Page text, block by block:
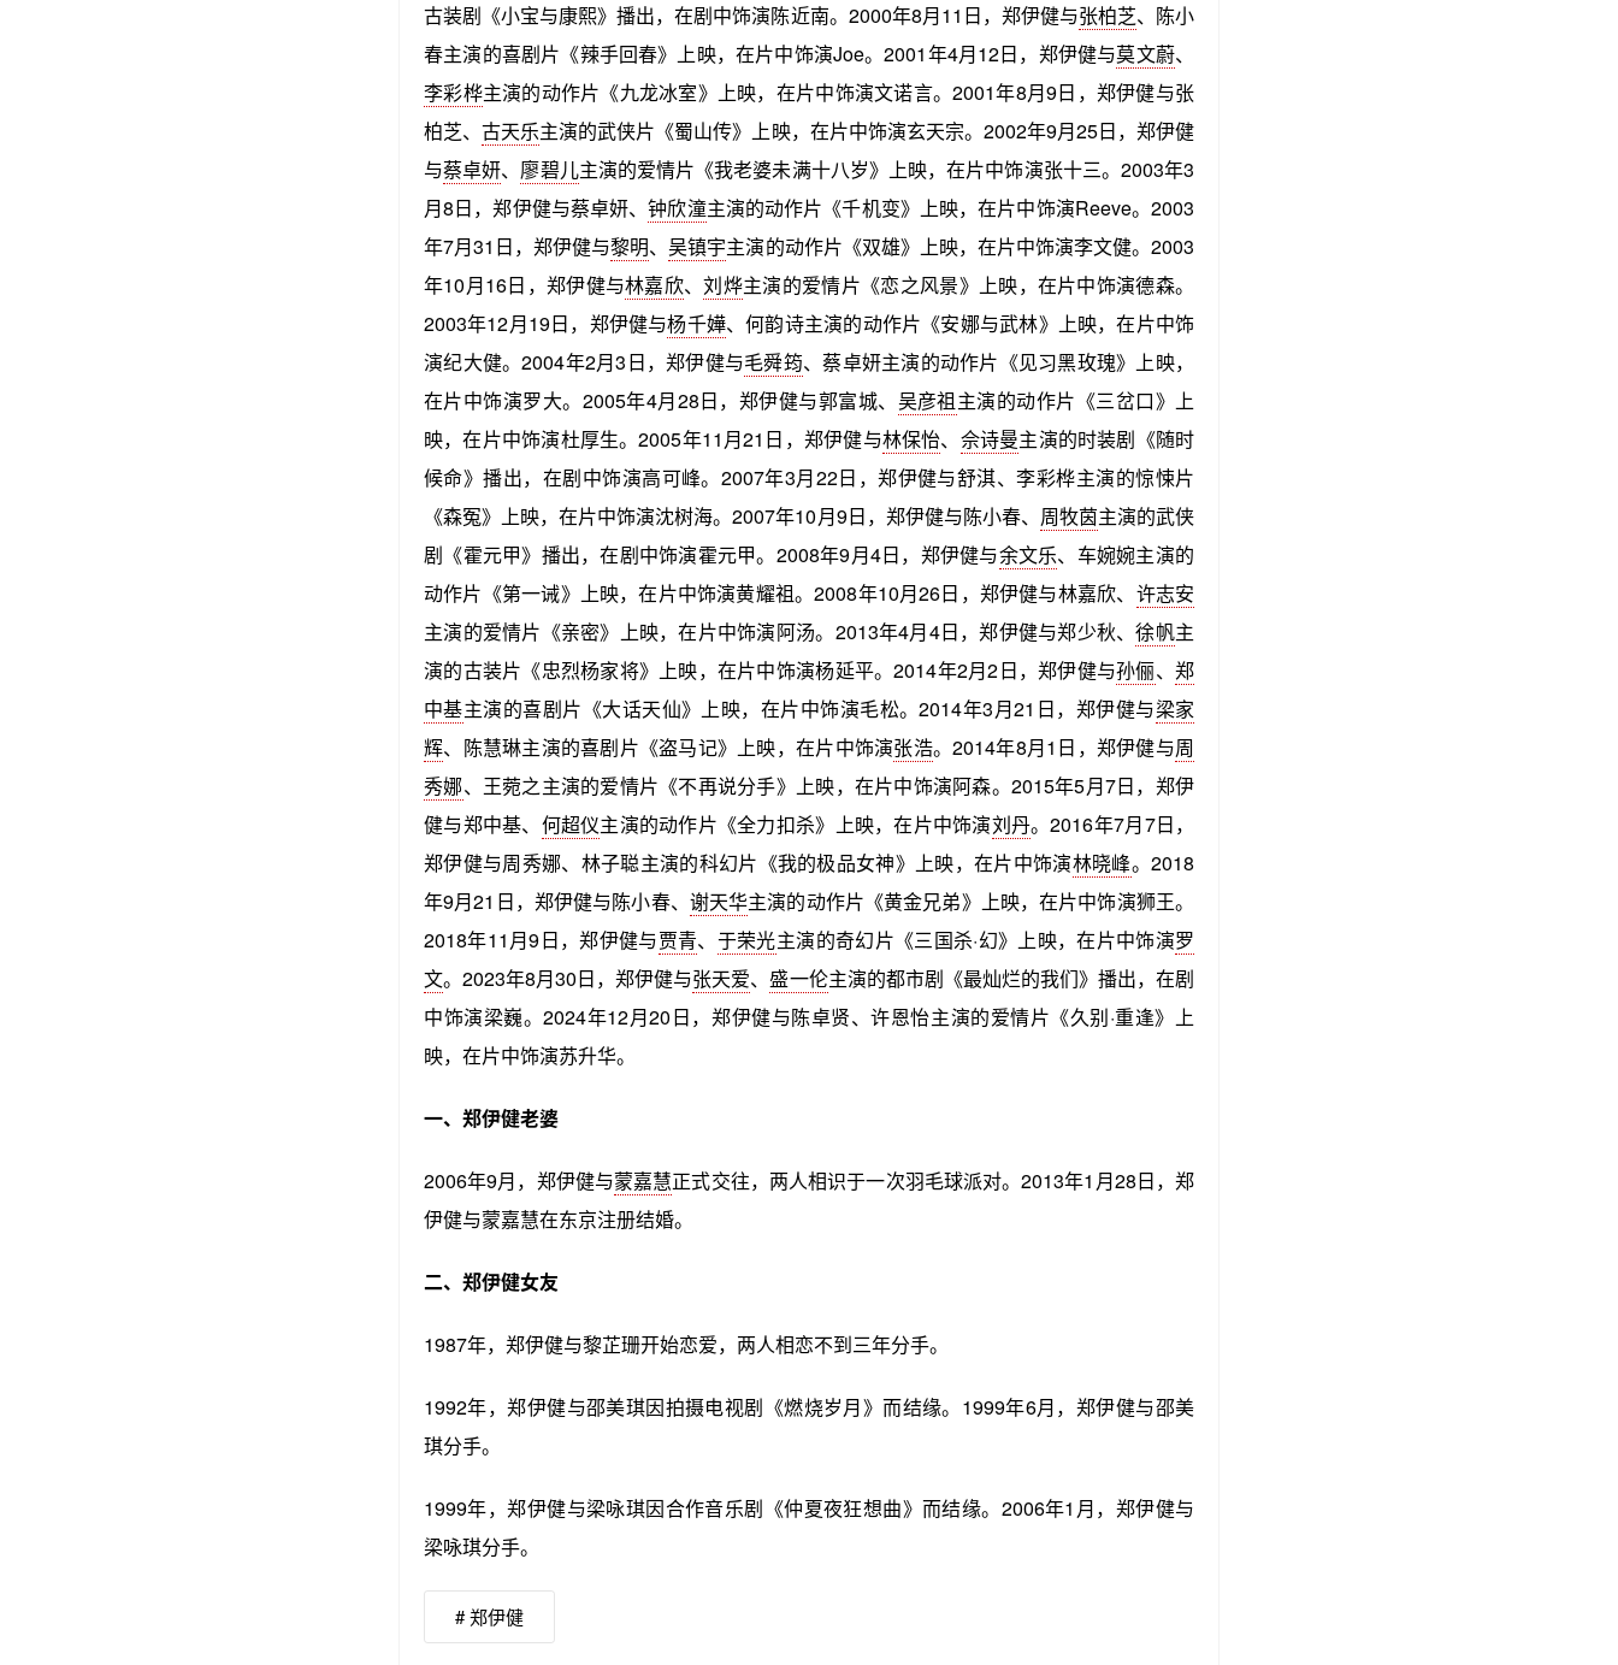
古装剧《小宝与康熙》播出，在剧中饰演陈近南。2000年8月11日，郑伊健与张柏芝、陈小
春主演的喜剧片《辣手回春》上映，在片中饰演Joe。2001年4月12日，郑伊健与莫文蔚、
李彩桦主演的动作片《九龙冰室》上映，在片中饰演文诺言。2001年8月9日，郑伊健与张
柏芝、古天乐主演的武侠片《蜀山传》上映，在片中饰演玄天宗。2002年9月25日，郑伊健
与蔡卓妍、 廖碧儿主演的爱情片《我老婆未满十八岁》上映，在片中饰演张十三。2003年3
月8日，郑伊健与蔡卓妍、钟欣潼主演的动作片《千机变》上映，在片中饰演Reeve。2003
年7月31日，郑伊健与黎明、吴镇宇主演的动作片《双雄》上映，在片中饰演李文健。2003
年10月16日，郑伊健与林嘉欣、刘烨主演的爱情片《恋之风景》上映，在片中饰演德森。
2003年12月19日，郑伊健与杨千嬅、何韵诗主演的动作片《安娜与武林》上映，在片中饰
演纪大健。2004年2月3日，郑伊健与毛舜筠、蔡卓妍主演的动作片《见习黑玫瑰》上映，
在片中饰演罗大。2005年4月28日，郑伊健与郭富城、 吴彦祖主演的动作片《三岔口》上
映，在片中饰演杜厚生。2005年11月21日，郑伊健与林保怡、 佘诗曼主演的时装剧《随时
候命》播出，在剧中饰演高可峰。2007年3月22日，郑伊健与舒淇、李彩桦主演的惊悚片
《森冤》上映，在片中饰演沈树海。2007年10月9日，郑伊健与陈小春、 周牧茵主演的武侠
剧《霍元甲》播出，在剧中饰演霍元甲。2008年9月4日，郑伊健与余文乐、车婉婉主演的
动作片《第一诫》上映，在片中饰演黄耀祖。2008年10月26日，郑伊健与林嘉欣、 许志安
主演的爱情片《亲密》上映，在片中饰演阿汤。2013年4月4日，郑伊健与郑少秋、徐帆主
演的古装片《忠烈杨家将》上映，在片中饰演杨延平。2014年2月2日，郑伊健与孙俪、郑
中基主演的喜剧片《大话天仙》上映，在片中饰演毛松。2014年3月21日，郑伊健与梁家
辉、陈慧琳主演的喜剧片《盗马记》上映，在片中饰演张浩。2014年8月1日，郑伊健与周
秀娜、王菀之主演的爱情片《不再说分手》上映，在片中饰演阿森。2015年5月7日，郑伊
健与郑中基、 何超仪主演的动作片《全力扣杀》上映，在片中饰演刘丹。2016年7月7日，
郑伊健与周秀娜、林子聪主演的科幻片《我的极品女神》上映，在片中饰演林晓峰。2018
年9月21日，郑伊健与陈小春、 谢天华主演的动作片《黄金兄弟》上映，在片中饰演狮王。
2018年11月9日，郑伊健与贾青、 于荣光主演的奇幻片《三国杀·幻》上映，在片中饰演罗
文。2023年8月30日，郑伊健与张天爱、盛一伦主演的都市剧《最灿烂的我们》播出，在剧
中饰演梁巍。2024年12月20日，郑伊健与陈卓贤、许恩怡主演的爱情片《久别·重逢》上
映，在片中饰演苏升华。
一、郑伊健老婆
2006年9月，郑伊健与蒙嘉慧正式交往，两人相识于一次羽毛球派对。2013年1月28日，郑
伊健与蒙嘉慧在东京注册结婚。
二、郑伊健女友
1987年，郑伊健与黎芷珊开始恋爱，两人相恋不到三年分手。
1992年，郑伊健与邵美琪因拍摄电视剧《燃烧岁月》而结缘。1999年6月，郑伊健与邵美
琪分手。
1999年，郑伊健与梁咏琪因合作音乐剧《仲夏夜狂想曲》而结缘。2006年1月，郑伊健与
梁咏琪分手。
# 郑伊健